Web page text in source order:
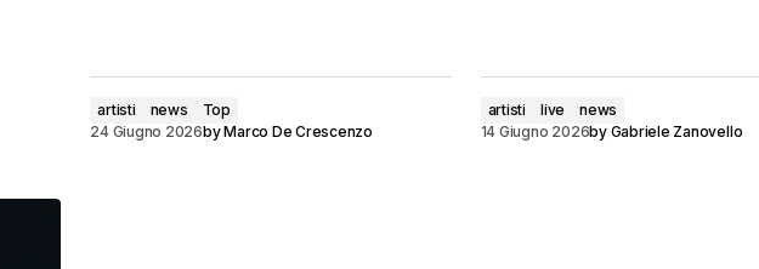
artisti news
Top
24 Giugno 2026byMarco De Crescenzo
artisti live
news
14 Giugno 2026by Gabriele Zanovello